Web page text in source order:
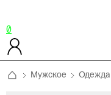
0
Мужское Одежда